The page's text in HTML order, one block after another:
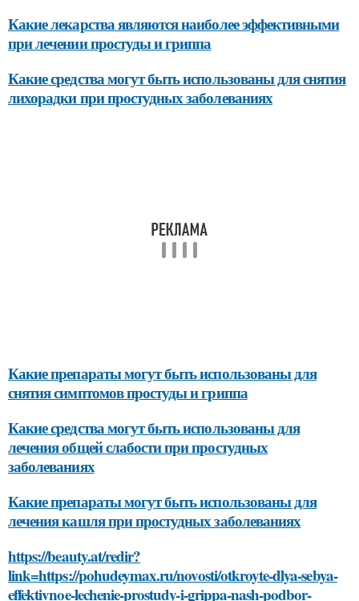
Какие лекарства являются наиболее эффективными
при лечении простуды и гриппа
Какие средства могут быть использованы для снятия
лихорадки при простудных заболеваниях
Какие препараты могут быть использованы для
снятия симптомов простуды и гриппа
Какие средства могут быть использованы для
лечения общей слабости при простудных
заболеваниях
Какие препараты могут быть использованы для
лечения кашля при простудных заболеваниях
https://beauty.at/redir?
link=https://pohudeymax.ru/novosti/otkroyte-dlya-sebya-
effektivnoe-lechenie-prostudy-i-grippa-nash-podbor-